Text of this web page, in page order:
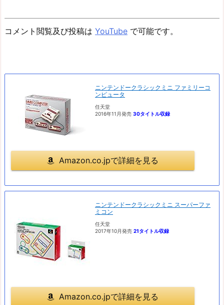
コメント閲覧及び投稿は YouTube で可能です。
ニンテンドークラシックミニ ファミリーコ
ンピュータ
任天堂
2016年11月発売 30タイトル収録
Amazon.co.jpで詳細を見る
ニンテンドークラシックミニ スーパーファ
ミコン
任天堂
2017年10月発売 21タイトル収録
Amazon.co.jpで詳細を見る